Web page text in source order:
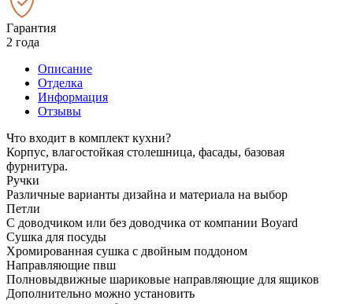
Гарантия
2 года
Описание
Отделка
Информация
Отзывы
Что входит в комплект кухни?
Корпус, влагостойкая столешница, фасады, базовая
фурнитура.
Ручки
Различные варианты дизайна и материала на выбор
Петли
С доводчиком или без доводчика от компании Boyard
Сушка для посуды
Хромированная сушка с двойным поддоном
Направляющие пвш
Полновыдвижные шариковые направляющие для ящиков
Дополнительно можно установить